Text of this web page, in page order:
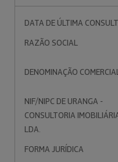
DATA DE ÚLTIMA
RAZÃO SOCIAL
DENOMINAÇÃO
NIF/NIPC DE URANGA -
CONSULTORIA
LDA.
FORMA JURÍDICA